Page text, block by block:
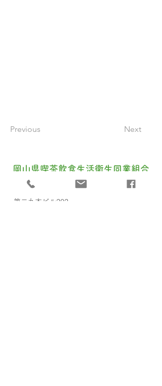
Previous Next
​岡山県喫茶飲食生活衛生同業組合
〒700-0815 岡山市北区野田屋町2-5-15
第二丸本ビル202